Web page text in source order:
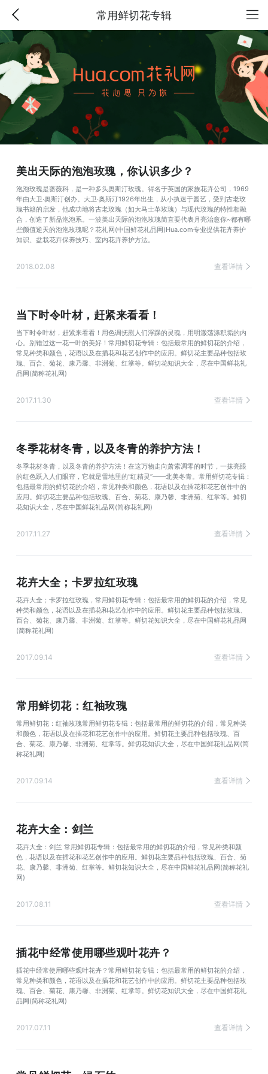
常用鲜切花专辑
美出天际的泡泡玫瑰，你认识多少？
泡泡玫瑰是蔷薇科，是一种多头奥斯汀玫瑰。得名于英国的家族花卉公司，1969
年由大卫·奥斯汀创办。大卫·奥斯汀1926年出生，从小执迷于园艺，受到古老玫
瑰书籍的启发，他成功地将古老玫瑰（如大马士革玫瑰）与现代玫瑰的特性相融
合，创造了新品泡泡系。一波美出天际的泡泡玫瑰简直要代表月亮治愈你~都有哪
些颜值逆天的泡泡玫瑰呢？花礼网(中国鲜花礼品网)Hua.com专业提供花卉养护
知识、盆栽花卉保养技巧、室内花卉养护方法。
2018.02.08 查看详情
当下时令叶材，赶紧来看看！
当下时令叶材，赶紧来看看！用色调抚慰人们浮躁的灵魂，用明澈荡涤积垢的内
心。别错过这一花一叶的美好！常用鲜切花专辑：包括最常用的鲜切花的介绍，
常见种类和颜色，花语以及在插花和花艺创作中的应用。鲜切花主要品种包括玫
瑰、百合、菊花、康乃馨、非洲菊、红掌等。鲜切花知识大全，尽在中国鲜花礼
品网(简称花礼网)
2017.11.30 查看详情
冬季花材冬青，以及冬青的养护方法！
冬季花材冬青，以及冬青的养护方法！在这万物走向萧索凋零的时节，一抹亮眼
的红色跃入人们眼帘，它就是雪地里的“红精灵”——北美冬青。常用鲜切花专辑：
包括最常用的鲜切花的介绍，常见种类和颜色，花语以及在插花和花艺创作中的
应用。鲜切花主要品种包括玫瑰、百合、菊花、康乃馨、非洲菊、红掌等。鲜切
花知识大全，尽在中国鲜花礼品网(简称花礼网)
2017.11.27 查看详情
花卉大全；卡罗拉红玫瑰
花卉大全；卡罗拉红玫瑰，常用鲜切花专辑：包括最常用的鲜切花的介绍，常见
种类和颜色，花语以及在插花和花艺创作中的应用。鲜切花主要品种包括玫瑰、
百合、菊花、康乃馨、非洲菊、红掌等。鲜切花知识大全，尽在中国鲜花礼品网
(简称花礼网)
2017.09.14 查看详情
常用鲜切花：红袖玫瑰
常用鲜切花：红袖玫瑰常用鲜切花专辑：包括最常用的鲜切花的介绍，常见种类
和颜色，花语以及在插花和花艺创作中的应用。鲜切花主要品种包括玫瑰、百
合、菊花、康乃馨、非洲菊、红掌等。鲜切花知识大全，尽在中国鲜花礼品网(简
称花礼网)
2017.09.14 查看详情
花卉大全：剑兰
花卉大全：剑兰 常用鲜切花专辑：包括最常用的鲜切花的介绍，常见种类和颜
色，花语以及在插花和花艺创作中的应用。鲜切花主要品种包括玫瑰、百合、菊
花、康乃馨、非洲菊、红掌等。鲜切花知识大全，尽在中国鲜花礼品网(简称花礼
网)
2017.08.11 查看详情
插花中经常使用哪些观叶花卉？
插花中经常使用哪些观叶花卉？常用鲜切花专辑：包括最常用的鲜切花的介绍，
常见种类和颜色，花语以及在插花和花艺创作中的应用。鲜切花主要品种包括玫
瑰、百合、菊花、康乃馨、非洲菊、红掌等。鲜切花知识大全，尽在中国鲜花礼
品网(简称花礼网)
2017.07.11 查看详情